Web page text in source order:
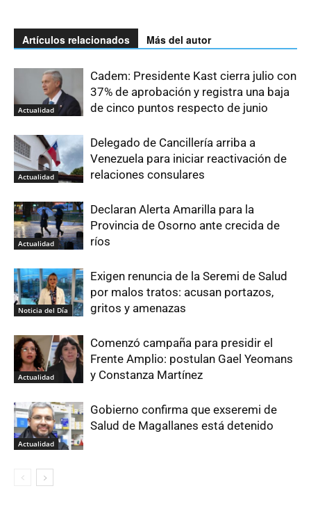
Artículos relacionados Más del autor
Actualidad
Cadem: Presidente Kast cierra julio con
37% de aprobación y registra una baja
de cinco puntos respecto de junio
Actualidad
Delegado de Cancillería arriba a
Venezuela para iniciar reactivación de
relaciones consulares
Actualidad
Declaran Alerta Amarilla para la
Provincia de Osorno ante crecida de
ríos
Noticia del Día
Exigen renuncia de la Seremi de Salud
por malos tratos: acusan portazos,
gritos y amenazas
Actualidad
Comenzó campaña para presidir el
Frente Amplio: postulan Gael Yeomans
y Constanza Martínez
Actualidad
Gobierno confirma que exseremi de
Salud de Magallanes está detenido